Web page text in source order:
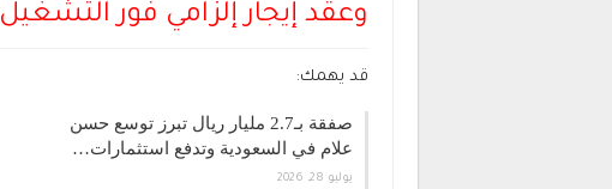
وعقد إيجار إلزامي فور التشغيل
قد يهمك:
صفقة بـ2.7 مليار ريال تبرز توسع حسن
علام في السعودية وتدفع استثمارات…
يوليو 28, 2026